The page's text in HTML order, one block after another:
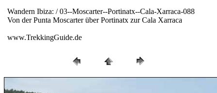
Wandern Ibiza: / 03--Moscarter--Portinatx--Cala-Xarraca-088
Von der Punta Moscarter über Portinatx zur Cala Xarraca
www.TrekkingGuide.de